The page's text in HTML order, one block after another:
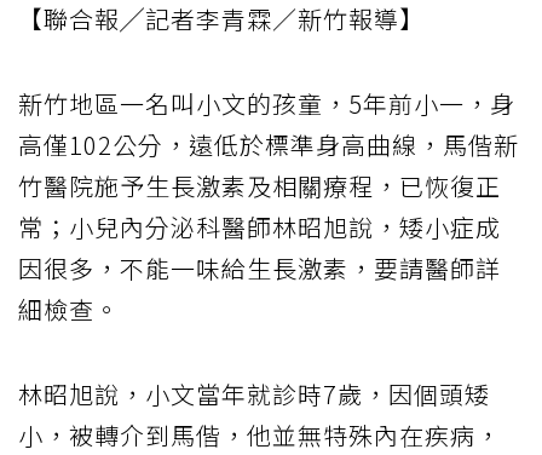
【聯合報╱記者李青霖／新竹報導】
新竹地區一名叫小文的孩童，5年前小一，身
高僅102公分，遠低於標準身高曲線，馬偕新
竹醫院施予生長激素及相關療程，已恢復正
常；小兒內分泌科醫師林昭旭說，矮小症成
因很多，不能一味給生長激素，要請醫師詳
細檢查。
林昭旭說，小文當年就診時7歲，因個頭矮
小，被轉介到馬偕，他並無特殊內在疾病，